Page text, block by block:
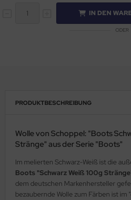
IN DEN
ODER
PRODUKTBESCHREIBUNG
Wolle von Schoppel: "Boots
Stränge" aus der Serie "Boots"
Im melierten Schwarz-Weiß ist die
Boots "Schwarz Weiß 100g
dem deutschen Markenhersteller
bezaubernde Wolle zum Färben ist